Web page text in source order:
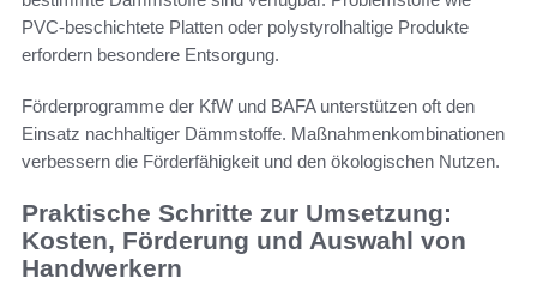
PVC-beschichtete Platten oder polystyrolhaltige Produkte
erfordern besondere Entsorgung.
Förderprogramme der KfW und BAFA unterstützen oft den
Einsatz nachhaltiger Dämmstoffe. Maßnahmenkombinationen
verbessern die Förderfähigkeit und den ökologischen Nutzen.
Praktische Schritte zur Umsetzung:
Kosten, Förderung und Auswahl von
Handwerkern